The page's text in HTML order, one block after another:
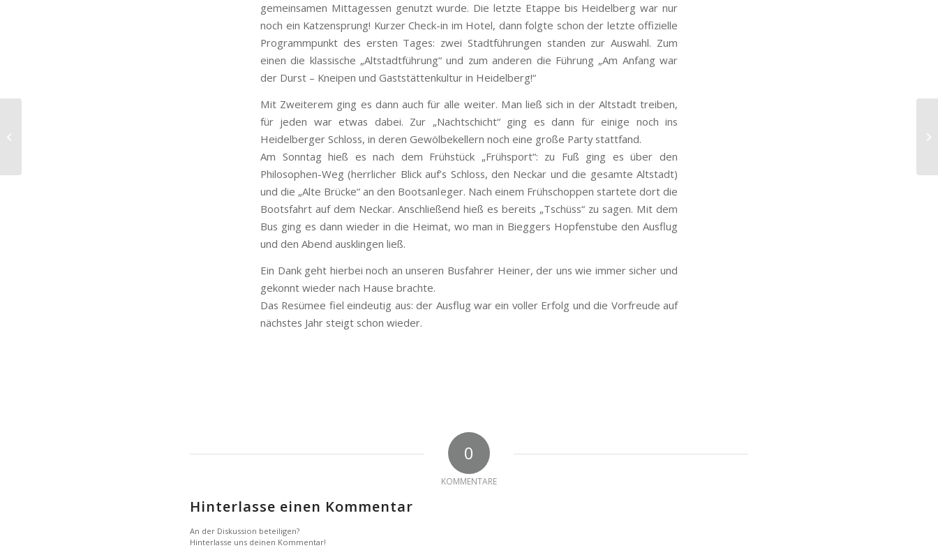
gemeinsamen Mittagessen genutzt wurde. Die letzte Etappe bis Heidelberg war nur
noch ein Katzensprung! Kurzer Check-in im Hotel, dann folgte schon der letzte offizielle
Programmpunkt des ersten Tages: zwei Stadtführungen standen zur Auswahl. Zum
einen die klassische „Altstadtführung“ und zum anderen die Führung „Am Anfang war
der Durst – Kneipen und Gaststättenkultur in Heidelberg!“
Mit Zweiterem ging es dann auch für alle weiter. Man ließ sich in der Altstadt treiben,
für jeden war etwas dabei. Zur „Nachtschicht“ ging es dann für einige noch ins
Heidelberger Schloss, in deren Gewölbekellern noch eine große Party stattfand.
Am Sonntag hieß es nach dem Frühstück „Frühsport“: zu Fuß ging es über den
Philosophen-Weg (herrlicher Blick auf’s Schloss, den Neckar und die gesamte Altstadt)
und die „Alte Brücke“ an den Bootsanleger. Nach einem Frühschoppen startete dort die
Bootsfahrt auf dem Neckar. Anschließend hieß es bereits „Tschüss“ zu sagen. Mit dem
Bus ging es dann wieder in die Heimat, wo man in Bieggers Hopfenstube den Ausflug
und den Abend ausklingen ließ.
Ein Dank geht hierbei noch an unseren Busfahrer Heiner, der uns wie immer sicher und
gekonnt wieder nach Hause brachte.
Das Resümee fiel eindeutig aus: der Ausflug war ein voller Erfolg und die Vorfreude auf
nächstes Jahr steigt schon wieder.
0
KOMMENTARE
Hinterlasse einen Kommentar
An der Diskussion beteiligen?
Hinterlasse uns deinen Kommentar!